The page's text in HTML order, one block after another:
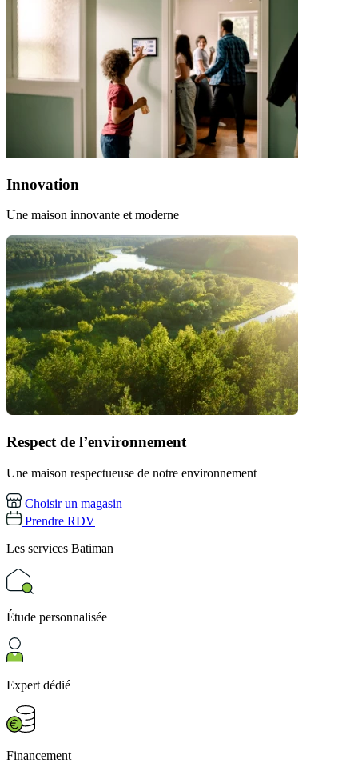
Innovation
Une maison innovante et moderne
Respect de l’environnement
Une maison respectueuse de notre environnement
Choisir un magasin
Prendre RDV
Les services Batiman
Étude personnalisée
Expert dédié
Financement